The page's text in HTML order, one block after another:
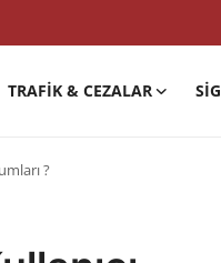
TRAFIK & CEZALAR
?